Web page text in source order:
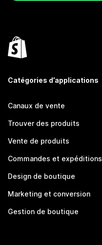
Catégories d’applications
Canaux de vente
Trouver des produits
Vente de produits
Commandes et expéditions
Design de boutique
Marketing et conversion
Gestion de boutique